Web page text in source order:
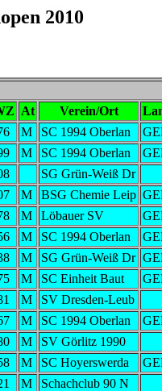
2010
At Verein/Ort
M SC 1994 Oberlan
M SC 1994 Oberlan
SG Grün-Weiß Dr
M BSG Chemie Leip
M Löbauer SV
M SC 1994 Oberlan
M SG Grün-Weiß Dr
M SC Einheit Baut
M
SV Dresden-Leub
M SC 1994 Oberlan
M
SV Görlitz 1990
M SC Hoyerswerda
M
Schachclub 90 N